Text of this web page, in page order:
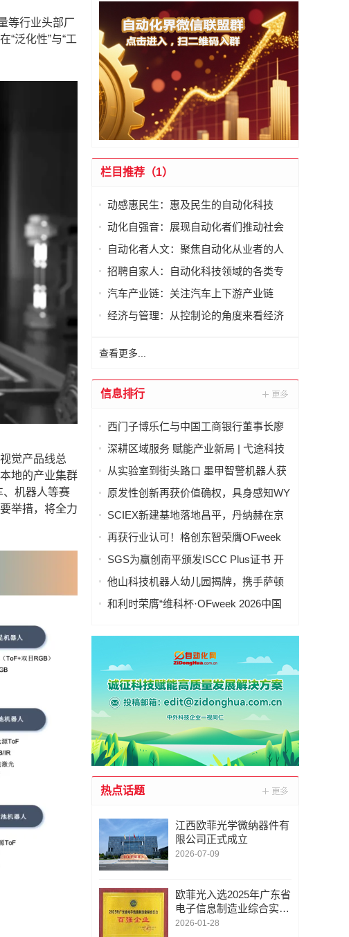
等行业头部厂
泛化性”与“工
觉产品线总
地的产业集群
、机器人等赛
举措，将全力
栏目推荐（1）
动感惠民生：惠及民生的自动化科技
动化自强音：展现自动化者们推动社会
进步发出的响亮声音
自动化者人文：聚焦自动化从业者的人
文思考
招聘自家人：自动化科技领域的各类专
家及人才需求资讯
汽车产业链：关注汽车上下游产业链
经济与管理：从控制论的角度来看经济
查看更多...
信息排行
西门子博乐仁与中国工商银行董事长廖
林在京签署战略合作备忘录
深耕区域服务 赋能产业新局 | 弋途科技
华南中心落地深圳，全域AIOT战略全面
从实验室到街头路口 墨甲智警机器人获
虎啸双银奖
原发性创新再获价值确权，具身感知WY
代表帕西尼入选未来产业定义者榜单
SCIEX新建基地落地昌平，丹纳赫在京
布局第三座制造基地
再获行业认可！格创东智荣膺OFweek
2026中国智能制造行业年度卓越领军企
SGS为赢创南平颁发ISCC Plus证书 开
启化工循环经济新历程
他山科技机器人幼儿园揭牌，携手萨顿
教授与生态伙伴，共启具身智能“启蒙时
和利时荣膺“维科杯·OFweek 2026中国
自主创新实力引领智造新浪潮
热点话题
江西欧菲光学微纳器件有
限公司正式成立
2026-07-09
欧菲光入选2025年广东省
电子信息制造业综合实力
百强企业
2026-01-28